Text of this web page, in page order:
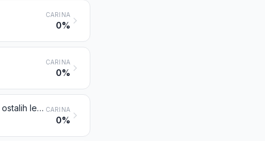
CARINA
0%
CARINA
0%
Ostali legirani čelici u ingotima ili drugim primarnim oblicima; poluproizvodi od ostalih legiranih čelika CARINA
0%